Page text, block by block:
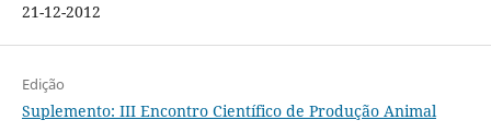
21-12-2012
Edição
Suplemento: III Encontro Científico de Produção Animal